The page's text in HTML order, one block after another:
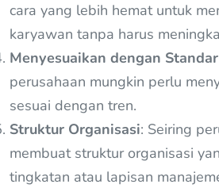
cara yang lebih hemat untuk
karyawan tanpa harus
Menyesuaikan dengan
perusahaan mungkin perlu
sesuai dengan tren.
Struktur Organisasi: Seiring
membuat struktur organisasi
tingkatan atau lapisan